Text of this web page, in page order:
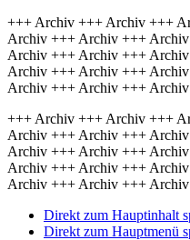
+++ Archiv +++ Archiv +++
Archiv +++ Archiv +++
Archiv +++ Archiv +++
Archiv +++ Archiv +++
Archiv +++ Archiv +++
+++ Archiv +++ Archiv +++
Archiv +++ Archiv +++
Archiv +++ Archiv +++
Archiv +++ Archiv +++
Archiv +++ Archiv +++
Direkt zum Hauptinhalt
Direkt zum Hauptmenü